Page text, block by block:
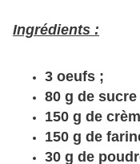
Ingrédients :
3 oeufs ;
80 g de sucre
150 g de
150 g de
30 g de